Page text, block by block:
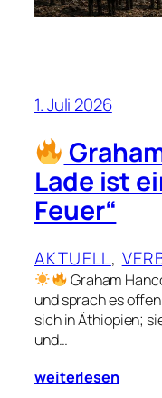
1. Juli 2026
Lade ist
Feuer“
AKTUELL,
Graham
und sprach es
sich in Äthiopien;
und…
weiterlesen